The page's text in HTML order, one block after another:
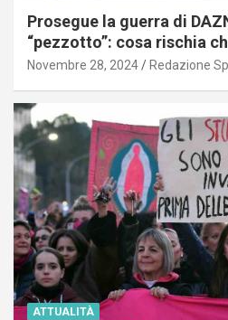
Prosegue la guerra di
“pezzotto”: cosa rischia
Novembre 28, 2024 Redazione
ATTUALITÀ